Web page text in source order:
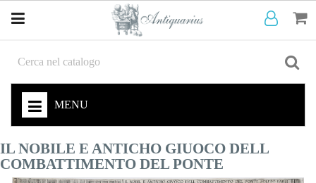
MENU
IL NOBILE E ANTICHO GIUOCO DELL
COMBATTIMENTO DEL PONTE